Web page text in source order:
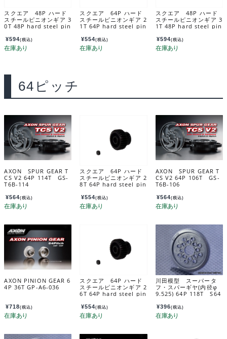
スクエア 48P ハード
スチールピニオンギア 3
0T 48P hard steel pin
0
¥594(税込)
スクエア 64P ハード
スチールピニオンギア 2
1T 64P hard steel pin
1
¥554(税込)
スクエア 48P ハード
スチールピニオンギア 3
1T 48P hard steel pin
1
¥594(税込)
64ピッチ
AXON SPUR GEAR T
CS V2 64P 114T GS-
T6B-114
¥564(税込)
スクエア 64P ハード
スチールピニオンギア 2
8T 64P hard steel pin
8
¥554(税込)
AXON SPUR GEAR T
CS V2 64P 106T GS-
T6B-106
¥564(税込)
AXON PINION GEAR 6
4P 36T GP-A6-036
¥718(税込)
スクエア 64P ハード
スチールピニオンギア 2
6T 64P hard steel pin
6
¥554(税込)
川田模型 スーパータ
フ・スパーギヤ(内径φ
9.525) 64P 118T S64
¥396(税込)